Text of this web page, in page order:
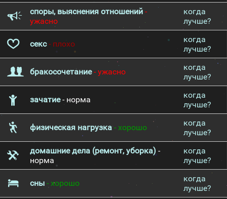
споры, выяснения отношений -
ужасно
когда
лучше?
секс- плохо
когда
лучше?
бракосочетание- ужасно
когда
лучше?
зачатие- норма
когда
лучше?
физическая нагрузка- хорошо
когда
лучше?
домашние дела (ремонт, уборка) -
норма
когда
лучше?
сны - хорошо
когда
лучше?